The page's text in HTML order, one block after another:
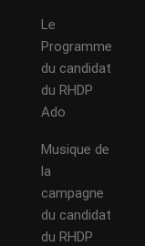
Le
Programme
du candidat
du RHDP
Ado
Musique de
la
campagne
du candidat
du RHDP